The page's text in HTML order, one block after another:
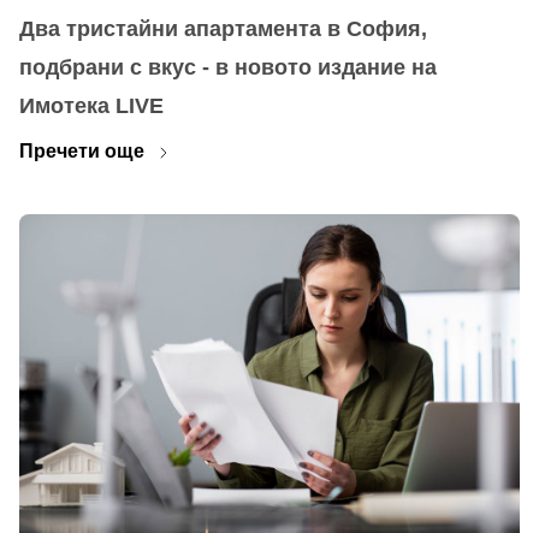
Два тристайни апартамента в София,
подбрани с вкус - в новото издание на
Имотека LIVE
Пречети още